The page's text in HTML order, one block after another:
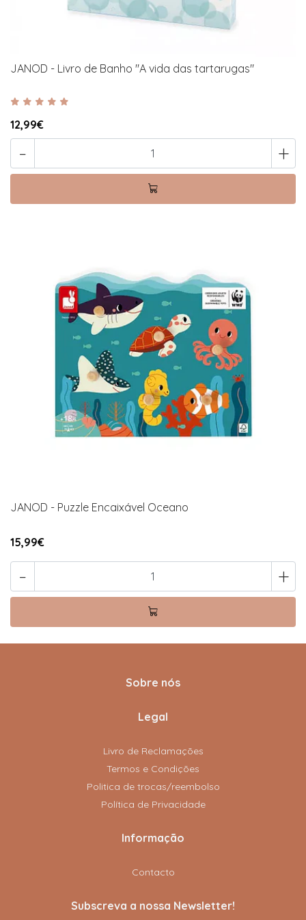
JANOD - Livro de Banho "A vida das tartarugas"
12,99€
- +
JANOD - Puzzle Encaixável Oceano
15,99€
- +
Sobre nós
Legal
Livro de Reclamações
Termos e Condições
Politica de trocas/reembolso
Política de Privacidade
Informação
Contacto
Subscreva a nossa Newsletter!